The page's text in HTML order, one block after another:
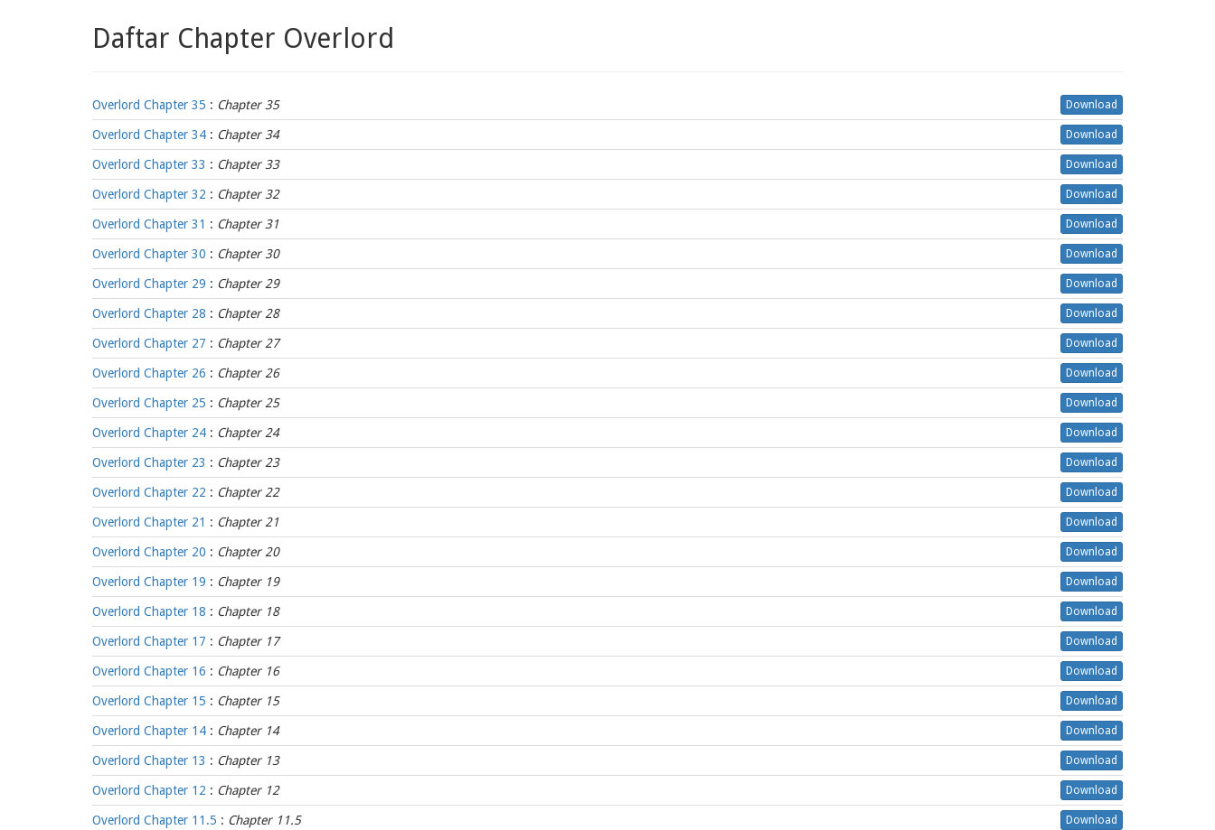
Daftar Chapter Overlord
Overlord Chapter 35 : Chapter 35 Download
Overlord Chapter 34 : Chapter 34 Download
Overlord Chapter 33 : Chapter 33 Download
Overlord Chapter 32 : Chapter 32 Download
Overlord Chapter 31 : Chapter 31 Download
Overlord Chapter 30 : Chapter 30 Download
Overlord Chapter 29 : Chapter 29 Download
Overlord Chapter 28 : Chapter 28 Download
Overlord Chapter 27 : Chapter 27 Download
Overlord Chapter 26 : Chapter 26 Download
Overlord Chapter 25 : Chapter 25 Download
Overlord Chapter 24 : Chapter 24 Download
Overlord Chapter 23 : Chapter 23 Download
Overlord Chapter 22 : Chapter 22 Download
Overlord Chapter 21 : Chapter 21 Download
Overlord Chapter 20 : Chapter 20 Download
Overlord Chapter 19 : Chapter 19 Download
Overlord Chapter 18 : Chapter 18 Download
Overlord Chapter 17 : Chapter 17 Download
Overlord Chapter 16 : Chapter 16 Download
Overlord Chapter 15 : Chapter 15 Download
Overlord Chapter 14 : Chapter 14 Download
Overlord Chapter 13 : Chapter 13 Download
Overlord Chapter 12 : Chapter 12 Download
Overlord Chapter 11.5 : Chapter 11.5 Download